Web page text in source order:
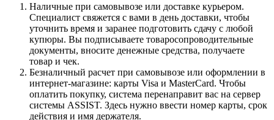
Наличные при самовывозе или доставке курьером.
Специалист свяжется с вами в день доставки, чтобы
уточнить время и заранее подготовить сдачу с любой
купюры. Вы подписываете товаросопроводительные
документы, вносите денежные средства, получаете
товар и чек.
Безналичный расчет при самовывозе или оформлении в
интернет-магазине: карты Visa и MasterCard. Чтобы
оплатить покупку, система перенаправит вас на сервер
системы ASSIST. Здесь нужно ввести номер карты, срок
действия и имя держателя.